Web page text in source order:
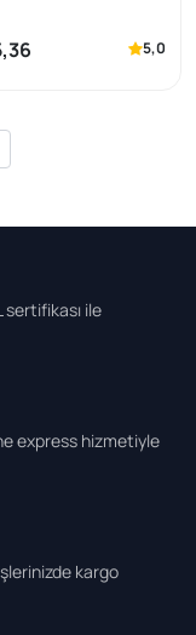
5,0
sertifikası ile
express hizmetiyle
kargo